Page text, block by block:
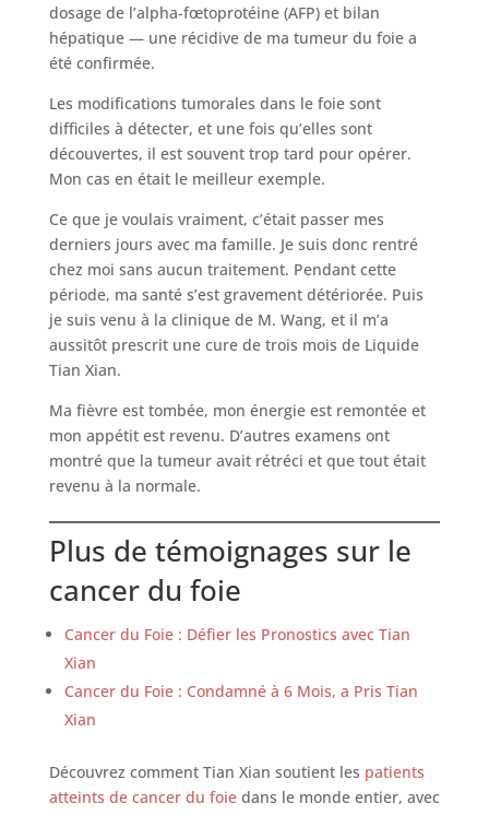
dosage de l’alpha-fœtoprotéine (AFP) et bilan
hépatique — une récidive de ma tumeur du foie a
été confirmée.
Les modifications tumorales dans le foie sont
difficiles à détecter, et une fois qu’elles sont
découvertes, il est souvent trop tard pour opérer.
Mon cas en était le meilleur exemple.
Ce que je voulais vraiment, c’était passer mes
derniers jours avec ma famille. Je suis donc rentré
chez moi sans aucun traitement. Pendant cette
période, ma santé s’est gravement détériorée. Puis
je suis venu à la clinique de M. Wang, et il m’a
aussitôt prescrit une cure de trois mois de Liquide
Tian Xian.
Ma fièvre est tombée, mon énergie est remontée et
mon appétit est revenu. D’autres examens ont
montré que la tumeur avait rétréci et que tout était
revenu à la normale.
Plus de témoignages sur le
cancer du foie
Cancer du Foie : Défier les Pronostics avec Tian
Xian
Cancer du Foie : Condamné à 6 Mois, a Pris Tian
Xian
Découvrez comment Tian Xian soutient les patients
atteints de cancer du foiedans le monde entier, avec